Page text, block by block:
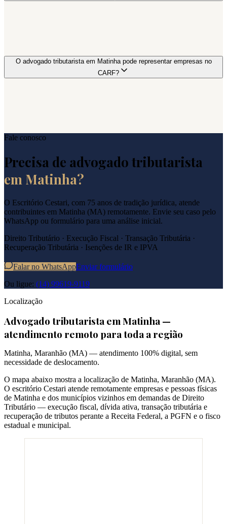
O advogado tributarista em Matinha pode representar empresas no
CARF?
Fale conosco
Precisa de advogado tributarista
em Matinha?
O Escritório Cestari, com 75 anos de tradição jurídica, atende
contribuintes em Matinha (MA) remotamente. Envie seu caso pelo
WhatsApp ou formulário para uma análise inicial.
Direito Tributário · Execução Fiscal · Transação Tributária ·
Recuperação Tributária · Isenções de IR e IPVA
Falar no WhatsAppEnviar formulário
Ou ligue: (14) 99619-9119
Localização
Advogado tributarista emMatinha —
atendimento remoto para toda a região
Matinha, Maranhão (MA) — atendimento 100% digital, sem
necessidade de deslocamento.
O mapa abaixo mostra a localização de Matinha, Maranhão (MA).
O escritório Cestari atende remotamente empresas e pessoas físicas
de Matinha e dos municípios vizinhos em demandas de Direito
Tributário — execução fiscal, dívida ativa, transação tributária e
recuperação de tributos perante a Receita Federal, a PGFN e o fisco
estadual e municipal.